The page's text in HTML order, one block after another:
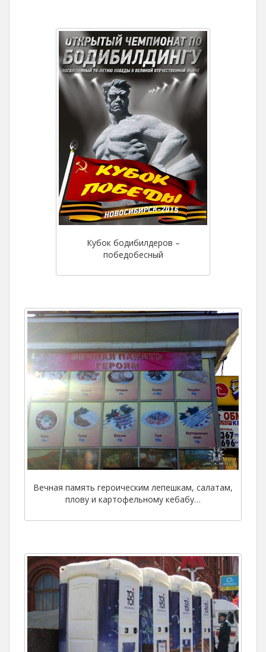
Кубок бодибилдеров –
победобесный
Вечная память героическим лепешкам, салатам,
плову и картофельному кебабу…